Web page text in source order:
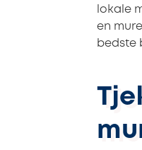
lokale
en
bedste